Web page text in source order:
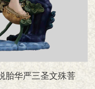
胎华严三圣文殊菩